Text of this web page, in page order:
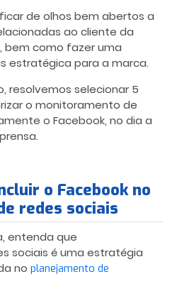
de olhos bem abertos a
ao cliente da
bem como fazer uma
estratégica para a marca.
resolvemos selecionar 5
o monitoramento de
o Facebook, no dia a
o Facebook no
redes sociais
entenda que
sociais é uma estratégia
no planejamento de